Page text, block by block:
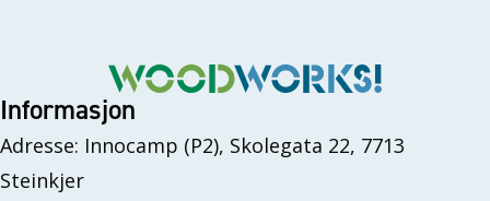
Informasjon
Adresse: Innocamp (P2), Skolegata 22, 7713
Steinkjer